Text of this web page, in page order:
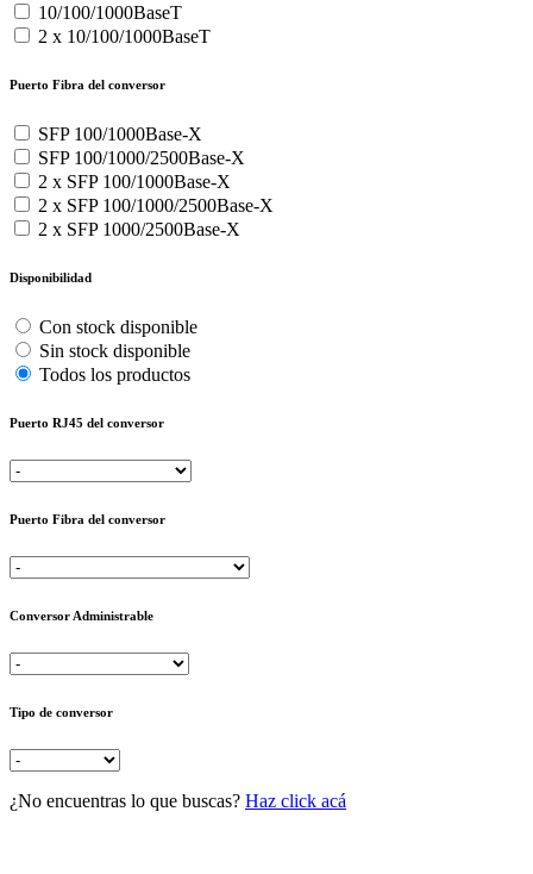
10/100/1000BaseT
2 x 10/100/1000BaseT
Puerto Fibra del conversor
SFP 100/1000Base-X
SFP 100/1000/2500Base-X
2 x SFP 100/1000Base-X
2 x SFP 100/1000/2500Base-X
2 x SFP 1000/2500Base-X
Disponibilidad
Con stock disponible
Sin stock disponible
Todos los productos
Puerto RJ45 del conversor
Puerto Fibra del conversor
Conversor Administrable
Tipo de conversor
¿No encuentras lo que buscas? Haz click acá